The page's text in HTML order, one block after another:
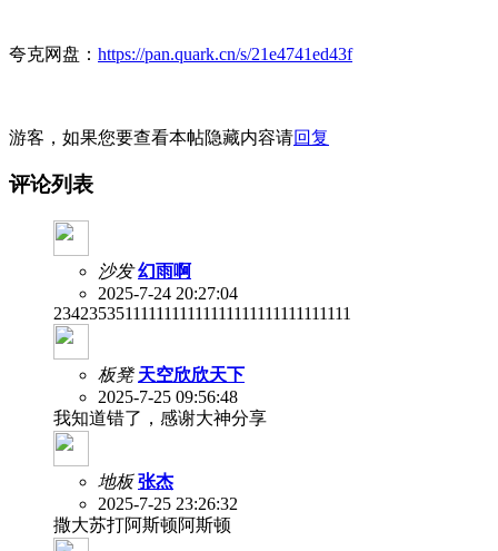
夸克网盘： https://pan.quark.cn/s/21e4741ed43f
游客，如果您要查看本帖隐藏内容请回复
评论列表
沙发 幻雨啊
2025-7-24 20:27:04
2342353511111111111111111111111111111
板凳 天空欣欣天下
2025-7-25 09:56:48
我知道错了，感谢大神分享
地板 张杰
2025-7-25 23:26:32
撒大苏打阿斯顿阿斯顿